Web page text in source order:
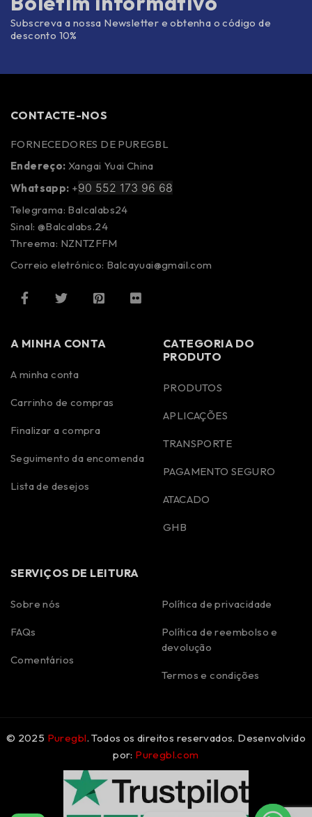
Subscreva a nossa Newsletter e obtenha o código de
desconto 10%
CONTACTE-NOS
FORNECEDORES DE PUREGBL
Endereço: Xangai Yuai China
Whatsapp: +90 552 173 96 68
Telegrama: Balcalabs24
Sinal: @Balcalabs.24
Threema: NZNTZFFM
Correio eletrónico: Balcayuai@gmail.com
A MINHA CONTA
A minha conta
Carrinho de compras
Finalizar a compra
Seguimento da encomenda
Lista de desejos
CATEGORIA DO
PRODUTO
PRODUTOS
APLICAÇÕES
TRANSPORTE
PAGAMENTO SEGURO
ATACADO
GHB
SERVIÇOS DE LEITURA
Sobre nós
FAQs
Comentários
Política de privacidade
Política de reembolso e
devolução
Termos e condições
© 2025 Puregbl. Todos os direitos reservados. Desenvolvido
por: Puregbl.com
Czech
Dutch
Korean
Spanish